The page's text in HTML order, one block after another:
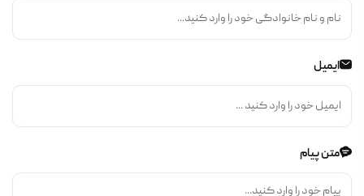
ایمیل
متن پیام